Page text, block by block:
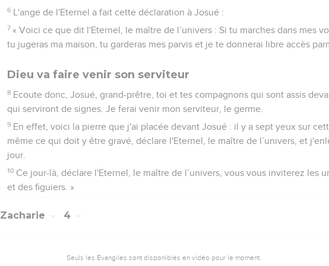
6 L'ange de l'Eternel a fait cette déclaration à Josué :
7 « Voici ce que dit l'Eternel, le maître de l’univers : Si tu marches dans mes
tu jugeras ma maison, tu garderas mes parvis et je te donnerai libre accès
Dieu va faire venir son serviteur
8 Ecoute donc, Josué, grand-prêtre, toi et tes compagnons qui sont assis
qui serviront de signes. Je ferai venir mon serviteur, le germe.
9 En effet, voici la pierre que j'ai placée devant Josué : il y a sept yeux sur
même ce qui doit y être gravé, déclare l'Eternel, le maître de l’univers, et
jour.
10 Ce jour-là, déclare l'Eternel, le maître de l’univers, vous vous inviterez les
et des figuiers. »
Zacharie 4
Seuls les Évangiles sont disponibles en vidéo pour le moment.